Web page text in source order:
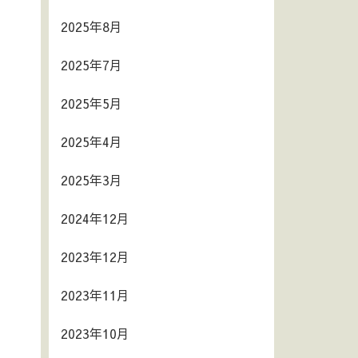
2025年8月
2025年7月
2025年5月
2025年4月
2025年3月
2024年12月
2023年12月
2023年11月
2023年10月